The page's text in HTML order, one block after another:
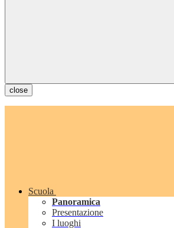
close
Scuola
Panoramica
Presentazione
I luoghi